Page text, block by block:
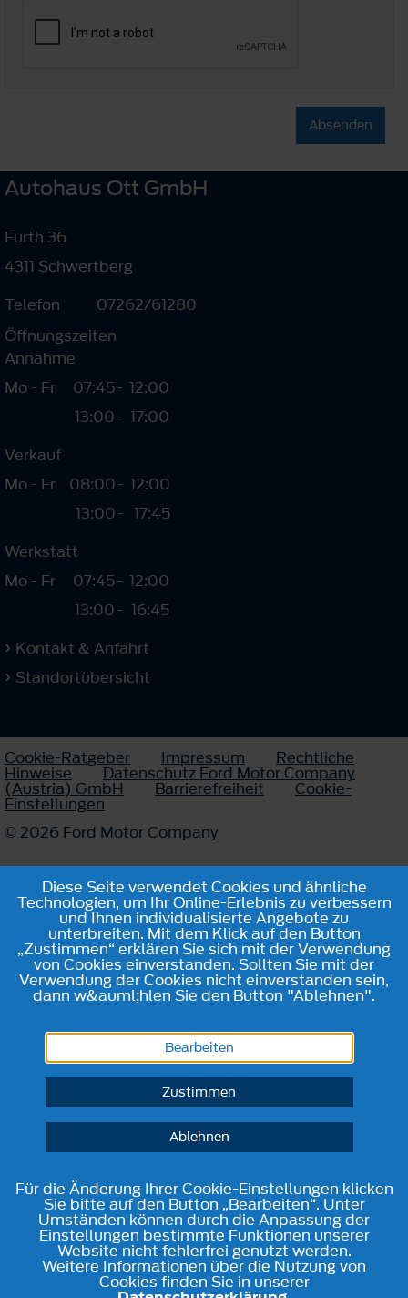
Absenden
Autohaus Ott GmbH
Furth 36
4311 Schwertberg
Telefon
07262/61280
Öffnungszeiten
Annahme
Mo - Fr
07:45
13:00
-
-
12:00
17:00
Verkauf
Mo - Fr
08:00
13:00
-
-
12:00
17:45
Werkstatt
Mo - Fr
07:45
13:00
-
-
12:00
16:45
Kontakt & Anfahrt
Standortübersicht
Cookie-Ratgeber Impressum Rechtliche
Hinweise Datenschutz Ford Motor Company
(Austria) GmbH Barrierefreiheit Cookie-
Einstellungen
© 2026 Ford Motor Company
Diese Seite verwendet Cookies und ähnliche
Technologien, um Ihr Online-Erlebnis zu verbessern
und Ihnen individualisierte Angebote zu
unterbreiten. Mit dem Klick auf den Button
„Zustimmen“ erklären Sie sich mit der Verwendung
von Cookies einverstanden. Sollten Sie mit der
Verwendung der Cookies nicht einverstanden sein,
dann w&auml;hlen Sie den Button "Ablehnen".
Bearbeiten
Zustimmen
Ablehnen
Für die Änderung Ihrer Cookie-Einstellungen klicken
Sie bitte auf den Button „Bearbeiten“. Unter
Umständen können durch die Anpassung der
Einstellungen bestimmte Funktionen unserer
Website nicht fehlerfrei genutzt werden.
Weitere Informationen über die Nutzung von
Cookies finden Sie in unserer